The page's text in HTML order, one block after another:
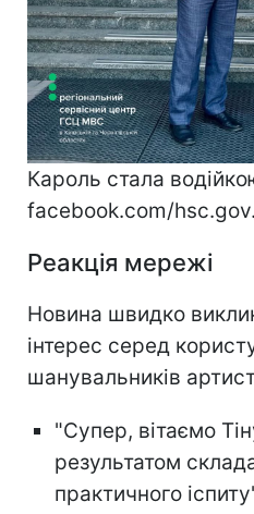
Кароль стала
facebook.com/
Реакція мережі
Новина швидко
інтерес серед
шанувальників
"Супер, вітаємо
результатом
практичного